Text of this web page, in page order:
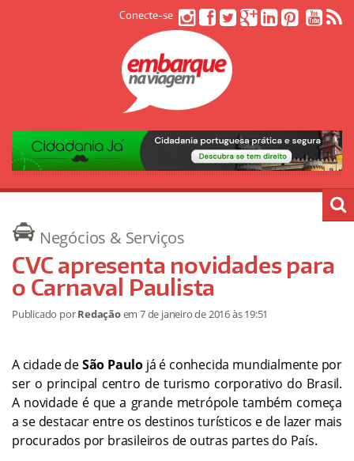
Conecte-se
Negócios & Serviços
CVC apresenta novidades para
o Carnaval Paulista
Publicado porRedaçãoem7 de janeiro de 2016às 19:51
A cidade deSão Paulo já é conhecida mundialmente por
ser o principal centro de turismo corporativo do Brasil.
A novidade é que a grande metrópole também começa
a se destacar entre os destinos turísticos e de lazer mais
procurados por brasileiros de outras partes do País.